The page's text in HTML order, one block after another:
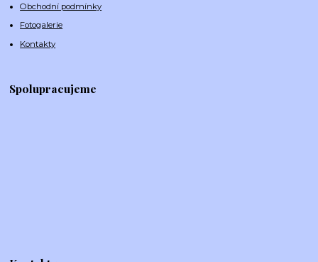
Obchodní podmínky
Fotogalerie
Kontakty
Spolupracujeme